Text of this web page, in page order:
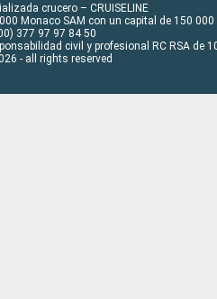
crucero – CRUISELINE
Monaco SAM con un capital de 150 000
377 97 97 84 50
civil y profesional RC RSA de
- all rights reserved